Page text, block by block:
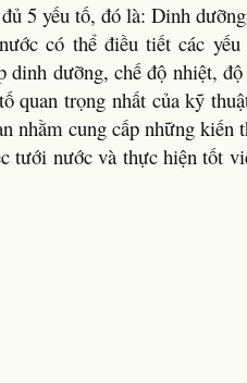
5 yếu tố, đó là: Dinh
có thể điều tiết các
dinh dưỡng, chế độ nhiệt,
quan trọng nhất của kỹ
nhằm cung cấp những kiến
tưới nước và thực hiện tốt